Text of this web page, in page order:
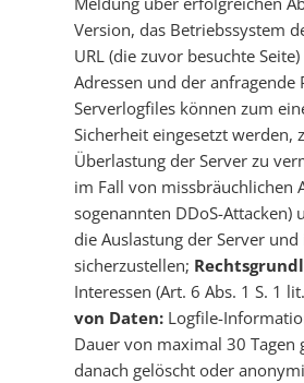
Version, das Betriebssystem
URL (die zuvor besuchte
Adressen und der anfragende
Serverlogfiles können zum
Sicherheit eingesetzt werden,
Überlastung der Server zu
im Fall von missbräuchlichen
sogenannten DDoS-Attacken)
die Auslastung der Server
sicherzustellen;
Interessen (Art. 6 Abs. 1 S. 1
von Daten: Logfile-
Dauer von maximal 30 Tagen
danach gelöscht oder